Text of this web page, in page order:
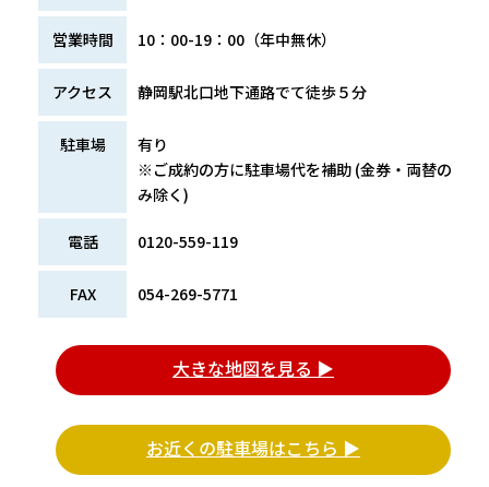
営業時間 10：00-19：00（年中無休）
アクセス 静岡駅北口地下通路でて徒歩５分
駐車場
有り
※ご成約の方に駐車場代を補助 (金券・両替の
み除く)
電話 0120-559-119
FAX 054-269-5771
大きな地図を見る ▶
お近くの駐車場はこちら ▶